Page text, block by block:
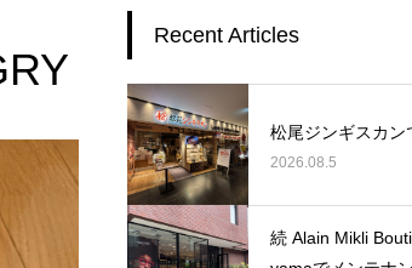
Recent Articles
松尾ジンギスカン
2026.08.5
続 Alain Mikli